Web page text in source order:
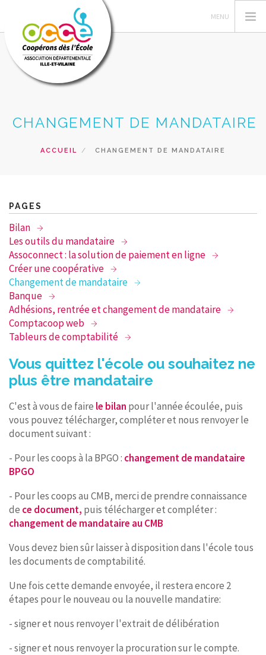
GERER SA COOPERATIVE
CONTACT
CHANGEMENT DE MANDATAIRE
ACCUEIL CHANGEMENT DE MANDATAIRE
PAGES
Bilan
Les outils du mandataire
Assoconnect : la solution de paiement en ligne
Créer une coopérative
Changement de mandataire
Banque
Adhésions, rentrée et changement de mandataire
Comptacoop web
Tableurs de comptabilité
Vous quittez l'école ou souhaitez ne
plus être mandataire
C'est à vous de faire le bilan pour l'année écoulée, puis
vous pouvez télécharger, compléter et nous renvoyer le
document suivant :
- Pour les coops à la BPGO : changement de mandataire
BPGO
- Pour les coops au CMB, merci de prendre connaissance
de ce document, puis télécharger et compléter :
changement de mandataire au CMB
Vous devez bien sûr laisser à disposition dans l'école tous
les documents de comptabilité.
Une fois cette demande envoyée, il restera encore 2
étapes pour le nouveau ou la nouvelle mandatire:
- signer et nous renvoyer l'extrait de délibération
- signer et nous renvoyer la procuration sur le compte.